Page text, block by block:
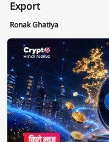
Export
Ronak Ghatiya